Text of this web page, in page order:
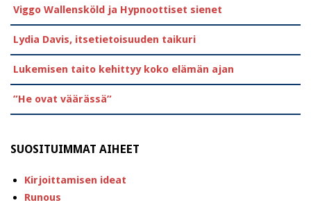
Viggo Wallensköld ja Hypnoottiset sienet
Lydia Davis, itsetietoisuuden taikuri
Lukemisen taito kehittyy koko elämän ajan
”He ovat väärässä”
SUOSITUIMMAT AIHEET
Kirjoittamisen ideat
Runous